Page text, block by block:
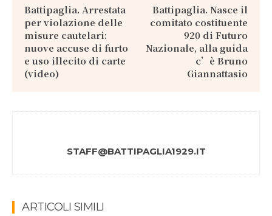
Battipaglia. Arrestata
per violazione delle
misure cautelari:
nuove accuse di furto
e uso illecito di carte
(video)
Battipaglia. Nasce il
comitato costituente
920 di Futuro
Nazionale, alla guida
c’è Bruno
Giannattasio
STAFF@BATTIPAGLIA1929.IT
ARTICOLI SIMILI